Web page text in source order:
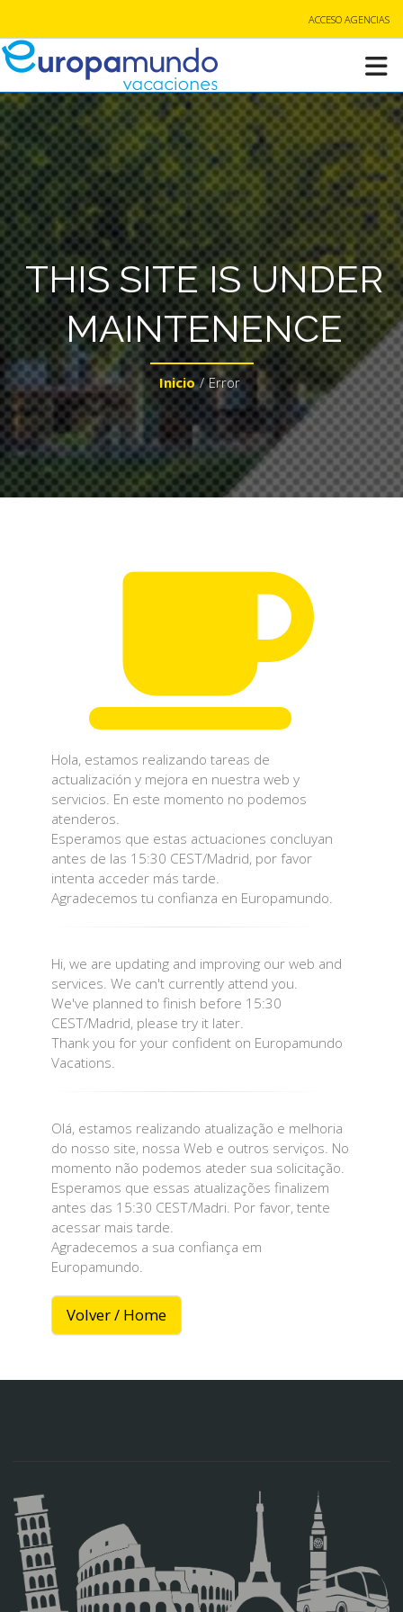
ACCESO AGENCIAS
THIS SITE IS UNDER
MAINTENENCE
Inicio / Error
Hola, estamos realizando tareas de
actualización y mejora en nuestra web y
servicios. En este momento no podemos
atenderos.
Esperamos que estas actuaciones concluyan
antes de las 15:30 CEST/Madrid, por favor
intenta acceder más tarde.
Agradecemos tu confianza en Europamundo.
Hi, we are updating and improving our web and
services. We can't currently attend you.
We've planned to finish before 15:30
CEST/Madrid, please try it later.
Thank you for your confident on Europamundo
Vacations.
Olá, estamos realizando atualização e melhoria
do nosso site, nossa Web e outros serviços. No
momento não podemos ateder sua solicitação.
Esperamos que essas atualizações finalizem
antes das 15:30 CEST/Madri. Por favor, tente
acessar mais tarde.
Agradecemos a sua confiança em
Europamundo.
Volver / Home